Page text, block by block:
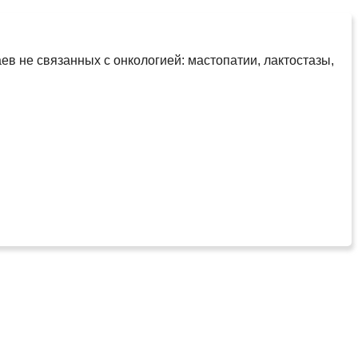
не связанных с онкологией: мастопатии, лактостазы,